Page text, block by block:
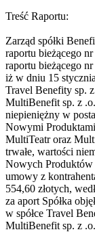
Treść Raportu:
Zarząd spółki
raportu bieżącego
raportu bieżącego
iż w dniu 15
Travel Benefity sp.
MultiBenefit sp. z
niepieniężny w
Nowymi
MultiTeatr oraz
trwałe, wartości
Nowych
umowy z
554,60 złotych,
za aport Spółka
w spółce Travel
MultiBenefit sp. z